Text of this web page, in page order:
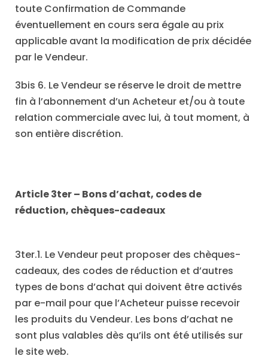
toute Confirmation de Commande
éventuellement en cours sera égale au prix
applicable avant la modification de prix décidée
par le Vendeur.
3bis 6. Le Vendeur se réserve le droit de mettre
fin à l’abonnement d’un Acheteur et/ou à toute
relation commerciale avec lui, à tout moment, à
son entière discrétion.
Article 3ter– Bons d’achat, codes de
réduction, chèques-cadeaux
3ter.1. Le Vendeur peut proposer des chèques-
cadeaux, des codes de réduction et d’autres
types de bons d’achat qui doivent être activés
par e-mail pour que l’Acheteur puisse recevoir
les produits du Vendeur. Les bons d’achat ne
sont plus valables dès qu’ils ont été utilisés sur
le site web.